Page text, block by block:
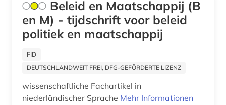
gesellschaft (1)
gesetzesrecht (1)
governance (1)
graphic novel (1)
Spanien (4)
Suedamerika (2)
USA (3)
Beleid en Maatschappij (B
en M) - tijdschrift voor beleid
politiek en maatschappij
FID
DEUTSCHLANDWEIT FREI, DFG-GEFÖRDERTE LIZENZ
wissenschaftliche Fachartikel in
niederländischer Sprache Mehr Informationen